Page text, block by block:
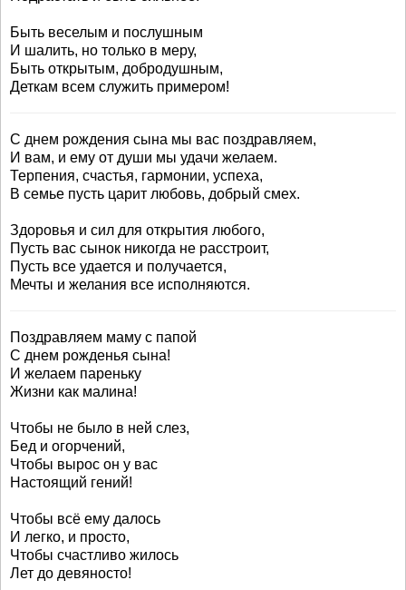
Быть веселым и послушным
И шалить, но только в меру,
Быть открытым, добродушным,
Деткам всем служить примером!
С днем рождения сына мы вас поздравляем,
И вам, и ему от души мы удачи желаем.
Терпения, счастья, гармонии, успеха,
В семье пусть царит любовь, добрый смех.
Здоровья и сил для открытия любого,
Пусть вас сынок никогда не расстроит,
Пусть все удается и получается,
Мечты и желания все исполняются.
Поздравляем маму с папой
С днем рожденья сына!
И желаем пареньку
Жизни как малина!
Чтобы не было в ней слез,
Бед и огорчений,
Чтобы вырос он у вас
Настоящий гений!
Чтобы всё ему далось
И легко, и просто,
Чтобы счастливо жилось
Лет до девяносто!